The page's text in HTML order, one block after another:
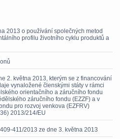
2013 o používání společných metod
profilu životního cyklu produktů a
2. května 2013, kterým se z financování
vynaložené členskými státy v rámci
orientačního a záručního fondu
záručního fondu (EZZF) a v
pro rozvoj venkova (EZFRV)
2013/214/EU
411/2013 ze dne 3. května 2013